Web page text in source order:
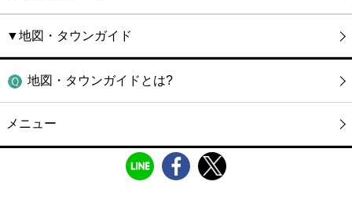
▼地図・タウンガイド
地図・タウンガイドとは?
メニュー